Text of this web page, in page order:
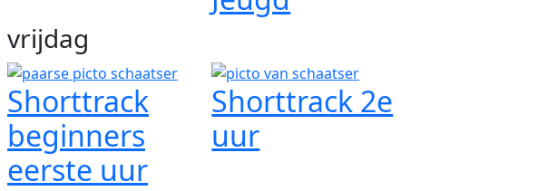
vrijdag
Shorttrack
beginners
eerste uur
Shorttrack 2e
uur